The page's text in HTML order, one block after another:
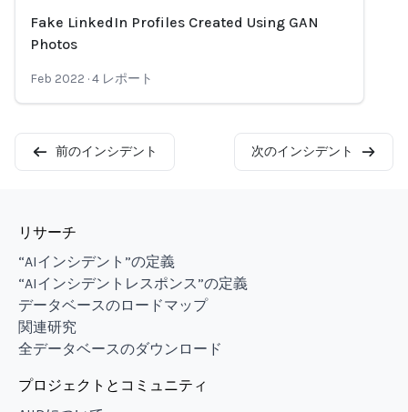
Loading...
Fake LinkedIn Profiles Created Using GAN
Photos
Feb 2022 ·4 レポート
前のインシデント 次のインシデント
リサーチ
“AIインシデント”の定義
“AIインシデントレスポンス”の定義
データベースのロードマップ
関連研究
全データベースのダウンロード
プロジェクトとコミュニティ